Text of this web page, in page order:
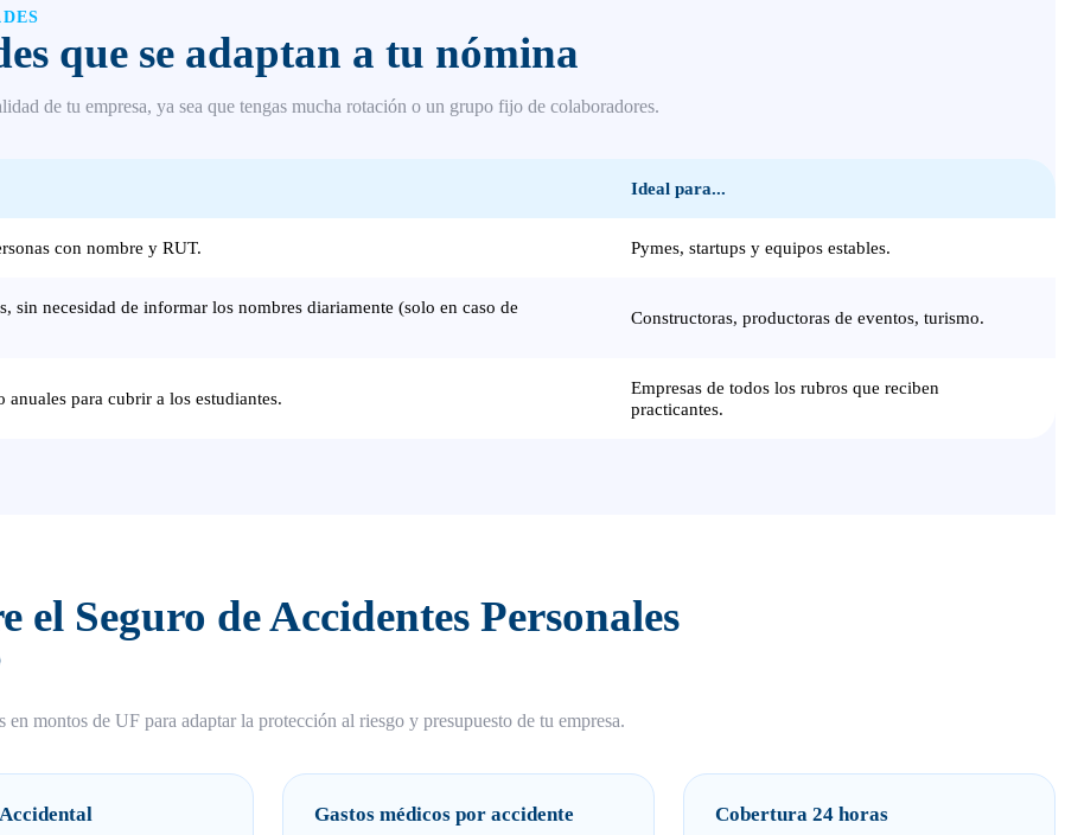
que se adaptan a tu nómina
de tu empresa, ya sea que tengas mucha rotación o un grupo fijo de colaboradores.
Ideal para...
con nombre y RUT. Pymes, startups y equipos estables.
sin necesidad de informar los nombres diariamente (solo en caso de
Constructoras, productoras de eventos, turismo.
para cubrir a los estudiantes.
Empresas de todos los rubros que reciben
practicantes.
el Seguro de Accidentes Personales
en montos de UF para adaptar la protección al riesgo y presupuesto de tu empresa.
Gastos médicos por accidente Cobertura 24 horas